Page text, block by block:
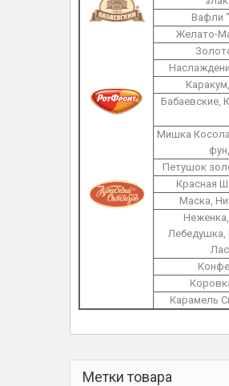
Вафли
Желато-
Бабаевские,
Мишка
Петушок
Красная
Маска,
Лебедушка,
Карамель
Метки товара